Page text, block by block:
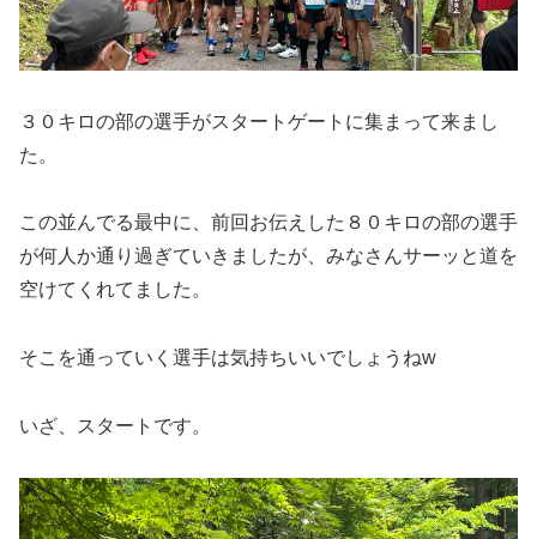
３０キロの部の選手がスタートゲートに集まって来まし
た。
この並んでる最中に、前回お伝えした８０キロの部の選手
が何人か通り過ぎていきましたが、みなさんサーッと道を
空けてくれてました。
そこを通っていく選手は気持ちいいでしょうねw
いざ、スタートです。